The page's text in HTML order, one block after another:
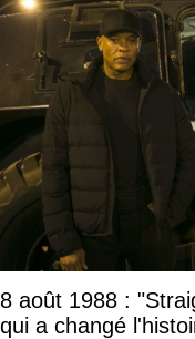
8 août 1988 :
qui a changé